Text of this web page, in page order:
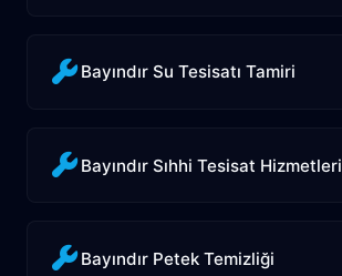
Bayındır Su Tesisatı Tamiri
Bayındır Sıhhi Tesisat Hizmetleri
Bayındır Petek Temizliği